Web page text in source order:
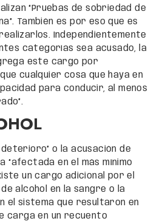
“Pruebas de sobriedad de
También es por eso que es
Independientemente
categorías sea acusado, la
este cargo por
cualquier cosa que haya en
para conducir, al menos
o la acusación de
“afectada en el más mínimo
un cargo adicional por el
alcohol en la sangre o la
el sistema que resultaron en
carga en un recuento